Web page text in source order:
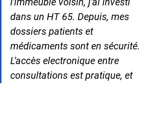
dans un HT 65. Depuis, mes
dossiers patients et
médicaments sont en sécurité.
L'accès electronique entre
consultations est pratique, et